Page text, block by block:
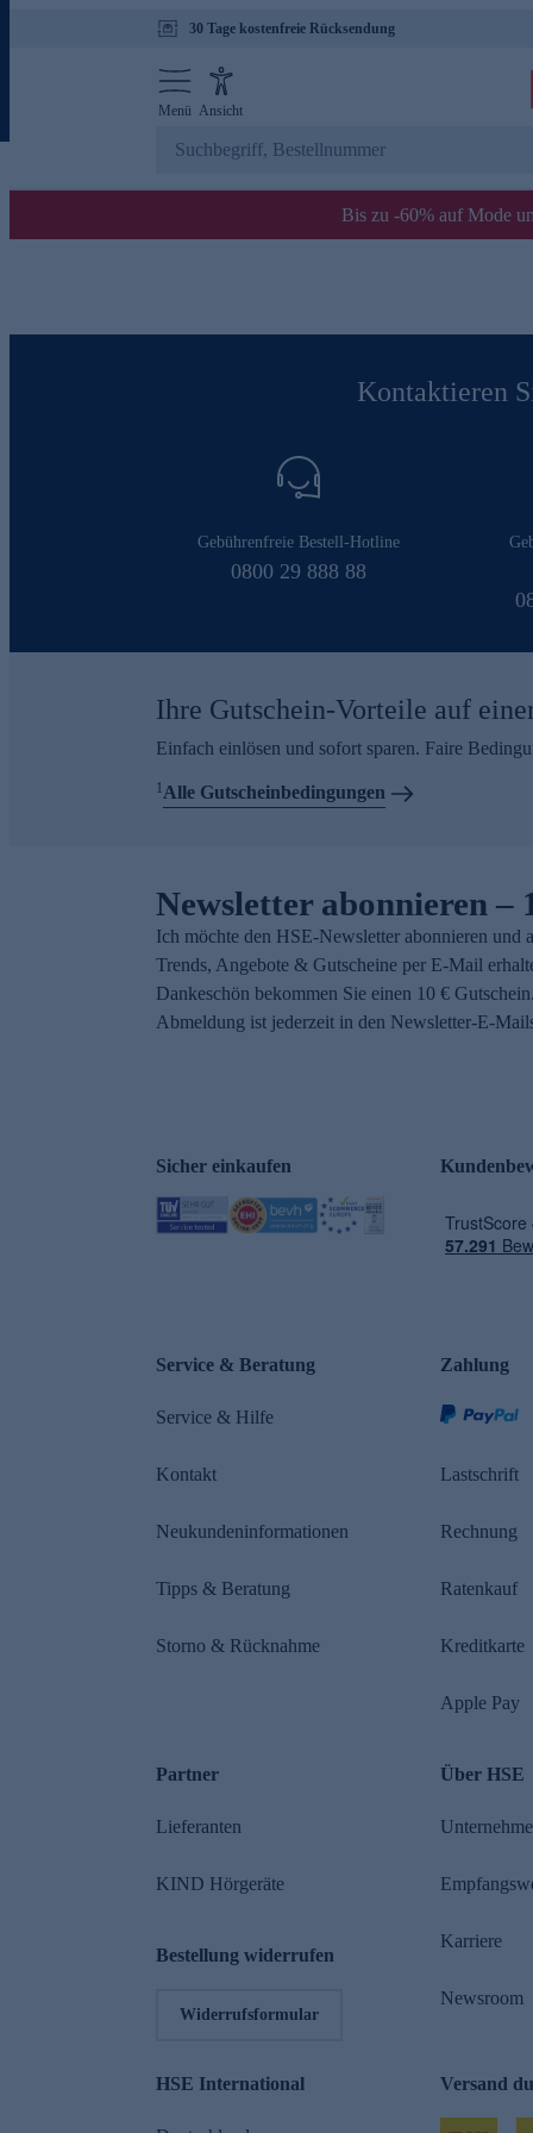
30 Tage kostenfreie Rücksendung
Menü Ansicht
Bis zu -60% auf Mode
Kontaktieren
Gebührenfreie Bestell-Hotline
0800 29 888 88
Ihre Gutschein-Vorteile auf
Einfach einlösen und sofort sparen. Faire
1Alle Gutscheinbedingungen
Newsletter abonnieren –
Ich möchte den HSE-Newsletter abonnieren und
Trends, Angebote & Gutscheine per E-Mail
Dankeschön bekommen Sie einen 10 €
Abmeldung ist jederzeit in den Newsletter-E-
Sicher einkaufen
Service & Beratung
Service & Hilfe
Kontakt
Neukundeninformationen
Tipps & Beratung
Storno & Rücknahme
Zahlung
Lastschrift
Rechnung
Ratenkauf
Kreditkarte
Apple Pay
Partner
Lieferanten
KIND Hörgeräte
Bestellung widerrufen
Widerrufsformular
Über HSE
Karriere
Newsroom
HSE International Versand